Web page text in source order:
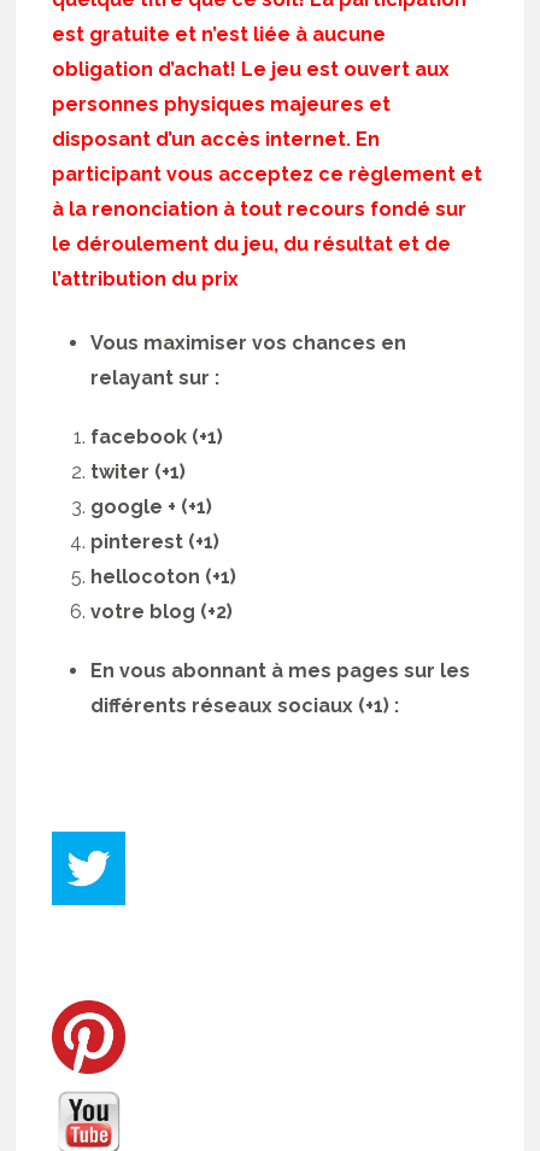
est gratuite et n’est liée à aucune
obligation d’achat! Le jeu est ouvert aux
personnes physiques majeures et
disposant d’un accès internet. En
participant vous acceptez ce règlement et
à la renonciation à tout recours fondé sur
le déroulement du jeu, du résultat et de
l’attribution du prix
Vous maximiser vos chances en
relayant sur :
facebook (+1)
twiter (+1)
google + (+1)
pinterest (+1)
hellocoton (+1)
votre blog (+2)
En vous abonnant à mes pages sur les
différents réseaux sociaux (+1) :